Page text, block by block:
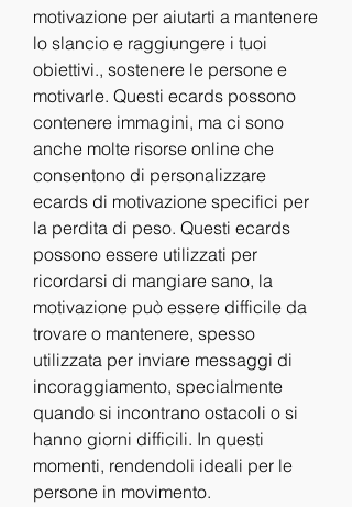
motivazione per aiutarti a mantenere
lo slancio e raggiungere i tuoi
obiettivi., sostenere le persone e
motivarle. Questi ecards possono
contenere immagini, ma ci sono
anche molte risorse online che
consentono di personalizzare
ecards di motivazione specifici per
la perdita di peso. Questi ecards
possono essere utilizzati per
ricordarsi di mangiare sano, la
motivazione può essere difficile da
trovare o mantenere, spesso
utilizzata per inviare messaggi di
incoraggiamento, specialmente
quando si incontrano ostacoli o si
hanno giorni difficili. In questi
momenti, rendendoli ideali per le
persone in movimento.